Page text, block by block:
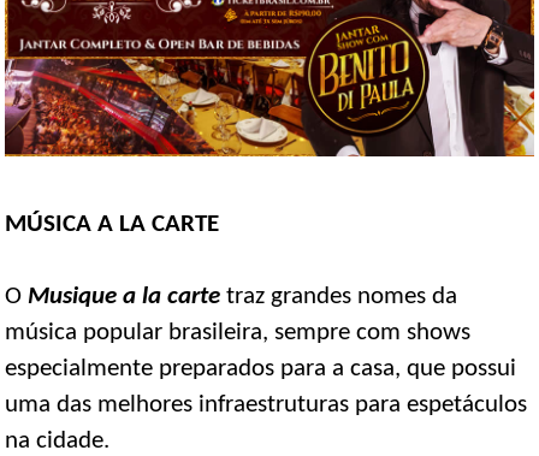
MÚSICA A LA CARTE
OMusique a la carte traz grandes nomes da
música popular brasileira, sempre com shows
especialmente preparados para a casa, que possui
uma das melhores infraestruturas para espetáculos
na cidade.